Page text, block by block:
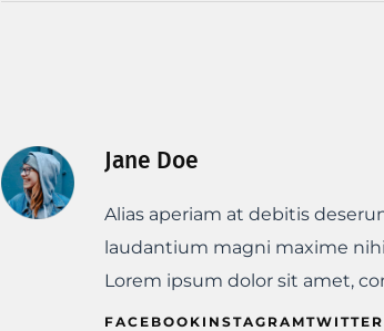
Jane Doe
Alias aperiam at debitis
laudantium magni maxime
Lorem ipsum dolor sit amet,